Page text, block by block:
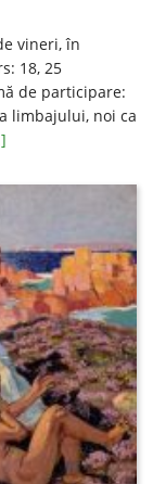
vineri, în
18, 25
de participare:
limbajului, noi ca